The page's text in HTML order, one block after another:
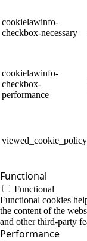
cookielawinfo-
checkbox-necessary
cookielawinfo-
checkbox-
performance
viewed_cookie_policy
Functional
Functional
Functional cookies
the content of the
and other third-party
Performance